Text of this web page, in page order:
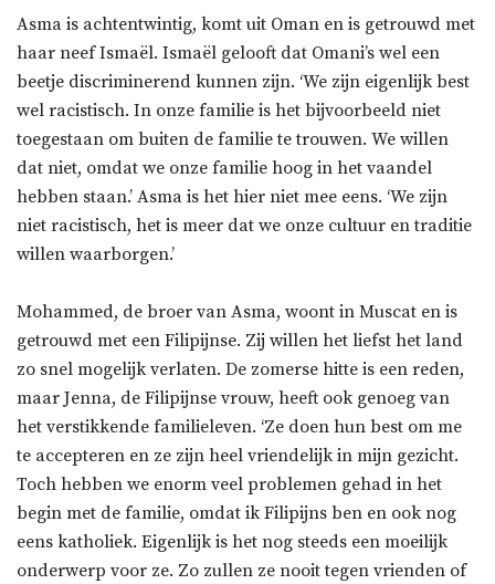
Asma is achtentwintig, komt uit Oman en is getrouwd met
haar neef Ismaël. Ismaël gelooft dat Omani’s wel een
beetje discriminerend kunnen zijn. ‘We zijn eigenlijk best
wel racistisch. In onze familie is het bijvoorbeeld niet
toegestaan om buiten de familie te trouwen. We willen
dat niet, omdat we onze familie hoog in het vaandel
hebben staan.’ Asma is het hier niet mee eens. ‘We zijn
niet racistisch, het is meer dat we onze cultuur en traditie
willen waarborgen.’
Mohammed, de broer van Asma, woont in Muscat en is
getrouwd met een Filipijnse. Zij willen het liefst het land
zo snel mogelijk verlaten. De zomerse hitte is een reden,
maar Jenna, de Filipijnse vrouw, heeft ook genoeg van
het verstikkende familieleven. ‘Ze doen hun best om me
te accepteren en ze zijn heel vriendelijk in mijn gezicht.
Toch hebben we enorm veel problemen gehad in het
begin met de familie, omdat ik Filipijns ben en ook nog
eens katholiek. Eigenlijk is het nog steeds een moeilijk
onderwerp voor ze. Zo zullen ze nooit tegen vrienden of